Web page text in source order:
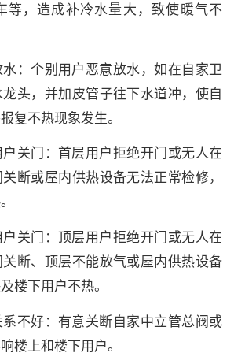
等，造成补冷水量大，致使暖气不
水：个别用户恶意放水，如在自家卫
头，并加皮管子往下水道冲，使自
复不热现象发生。
户关门：首层用户拒绝开门或无人在
断或屋内供热设备无法正常检修，
户关门：顶层用户拒绝开门或无人在
断、顶层不能放气或屋内供热设备
楼下用户不热。
系不好：有意关断自家中立管总阀或
楼上和楼下用户。